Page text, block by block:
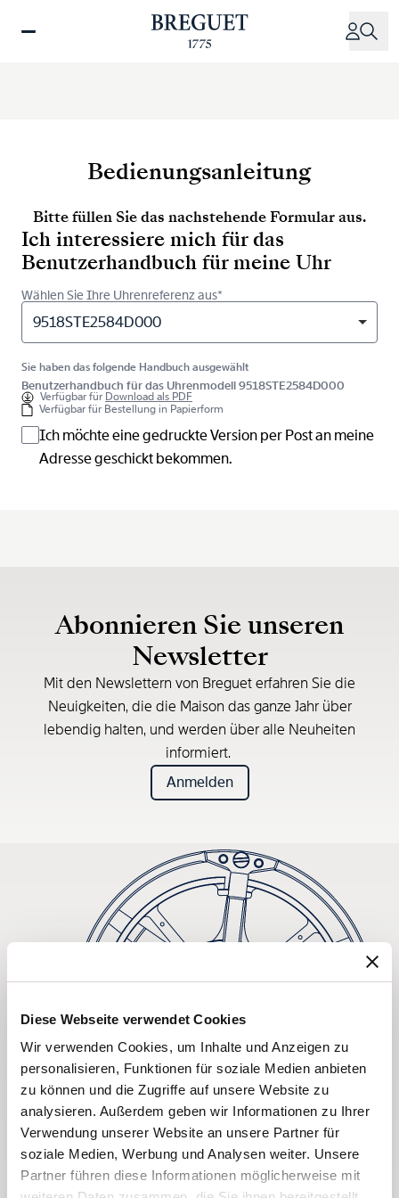
Diese Webseite verwendet Cookies
Wir verwenden Cookies, um Inhalte und Anzeigen zu
personalisieren, Funktionen für soziale Medien anbieten
zu können und die Zugriffe auf unsere Website zu
analysieren. Außerdem geben wir Informationen zu Ihrer
Verwendung unserer Website an unsere Partner für
soziale Medien, Werbung und Analysen weiter. Unsere
Partner führen diese Informationen möglicherweise mit
zum
Bedienungsanleitung
Bitte füllen Sie das nachstehende Formular aus.
Ich interessiere mich für das
Benutzerhandbuch für meine Uhr
Wählen Sie Ihre Uhrenreferenz aus*
9518STE2584D000
Sie haben das folgende Handbuch ausgewählt
Benutzerhandbuch für das Uhrenmodell 9518STE2584D000
Verfügbar für Download als PDF
Verfügbar für Bestellung in Papierform
Ich möchte eine gedruckte Version per Post an meine
Adresse geschickt bekommen.
Abonnieren Sie unseren
Newsletter
Mit den Newslettern von Breguet erfahren Sie die
Neuigkeiten, die die Maison das ganze Jahr über
lebendig halten, und werden über alle Neuheiten
informiert.
Anmelden